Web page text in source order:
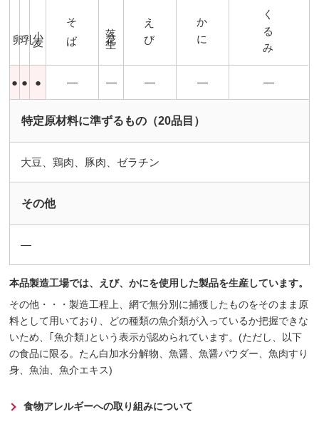
そば 落花生 えび かに くるみ
● ● ● ― ― ― ― ―
特定原材料に準ずるもの（20品目）
大豆、鶏肉、豚肉、ゼラチン
その他
―
本品製造工場では、えび、かにを使用した製品を生産しています。
その他・・・製造工程上、網で無分別に捕獲したものをそのまま原
料として用いており、どの種類の魚介類が入っているか把握できな
いため、｢魚介類｣という表示が認められています。(ただし、以下
の食品に限る。たん白加水分解物、魚醤、魚醤パウダー、魚肉すり
身、魚油、魚介エキス)
食物アレルギーへの取り組みについて